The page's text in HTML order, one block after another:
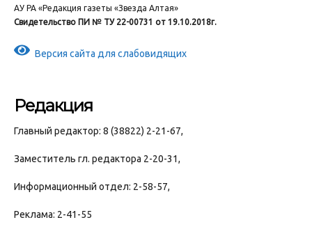
АУ РА «Редакция газеты «Звезда Алтая»
Свидетельство ПИ № ТУ 22-00731 от 19.10.2018г.
Версия сайта для слабовидящих
Редакция
Главный редактор: 8 (38822) 2-21-67,
Заместитель гл. редактора 2-20-31,
Информационный отдел: 2-58-57,
Реклама: 2-41-55